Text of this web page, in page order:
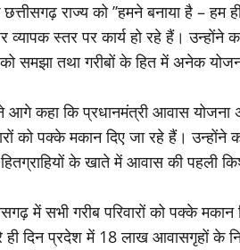
राज्य को ’’हमने बनाया है –
व्यापक स्तर पर कार्य हो रहे हैं।
को समझा तथा गरीबों के हित में अनेक
आगे कहा कि प्रधानमंत्री आवास योजना
को पक्के मकान दिए जा रहे हैं।
के खाते में आवास की पहली
में सभी गरीब परिवारों को पक्के
दिन प्रदेश में 18 लाख आवासगृहों के